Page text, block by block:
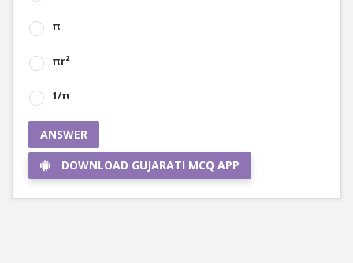
π
πr²
1/π
ANSWER
DOWNLOAD GUJARATI MCQ APP